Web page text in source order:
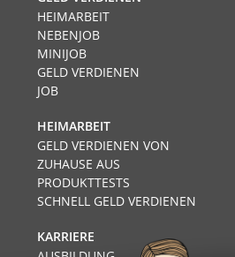
HEIMARBEIT
NEBENJOB
MINIJOB
GELD VERDIENEN
JOB
HEIMARBEIT
GELD VERDIENEN VON
ZUHAUSE AUS
PRODUKTTESTS
SCHNELL GELD VERDIENEN
KARRIERE